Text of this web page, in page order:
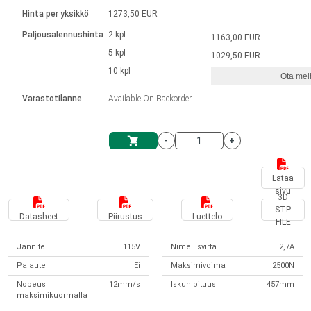
Yksikköjärjestelmä
Solenoidit
integroitu ohjain
Ø 28-42| 1-1400 rpm | <= 290 Ncm
Harjattomat tasavirtamoottorien
Harjatut DC-moottorin ajurit
DPWM-sarja
Askelmoottorien ajurit
Synchronous-Asynchronous | 1-4 toimilaitteelle
Synchronous-Asynchronous | 1-4 toimilaitteelle
Français (EUR)
Norsk (NOK)
Suomi (EUR)
Svenska (SEK)
Hinta per yksikkö
Paljousalennushinta
Varastotilanne
1273,50 EUR
2 kpl
5 kpl
10 kpl
Available On Backorder
1163,00 EUR
1029,50 EUR
Ota
- +
Lataa
sivu
Datasheet Piirustus Luettelo
3D
STP
FILE
Jännite 115V Nimellisvirta 2,7A
Palaute Ei Maksimivoima 2500N
Nopeus
maksimikuormalla
12mm/s Iskun pituus 457mm